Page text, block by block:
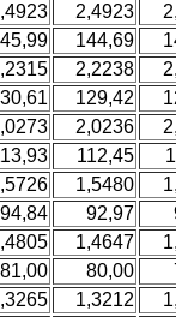
2,4923
144,69
2,2238
129,42
2,0236
112,45
1,5480
94,84 92,97
1,4647
81,00 80,00
1,3212